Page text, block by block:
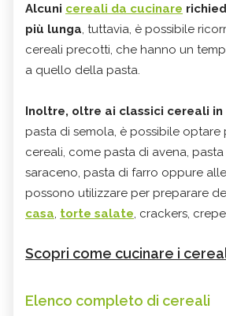
Alcuni cereali da cucinare
più lunga, tuttavia, è possibile
cereali precotti, che hanno un
a quello della pasta.
Inoltre, oltre ai classici cereali in
pasta di semola, è possibile optare
cereali, come pasta di avena,
saraceno, pasta di farro oppure alle
possono utilizzare per preparare
casa, torte salate, crackers,
Scopri come cucinare i
Elenco completo di cereali